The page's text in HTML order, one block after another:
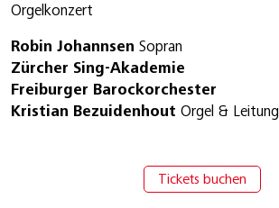
Orgelkonzert
Robin Johannsen Sopran
Zürcher Sing-Akademie
Freiburger Barockorchester
Kristian Bezuidenhout Orgel & Leitung
Tickets buchen